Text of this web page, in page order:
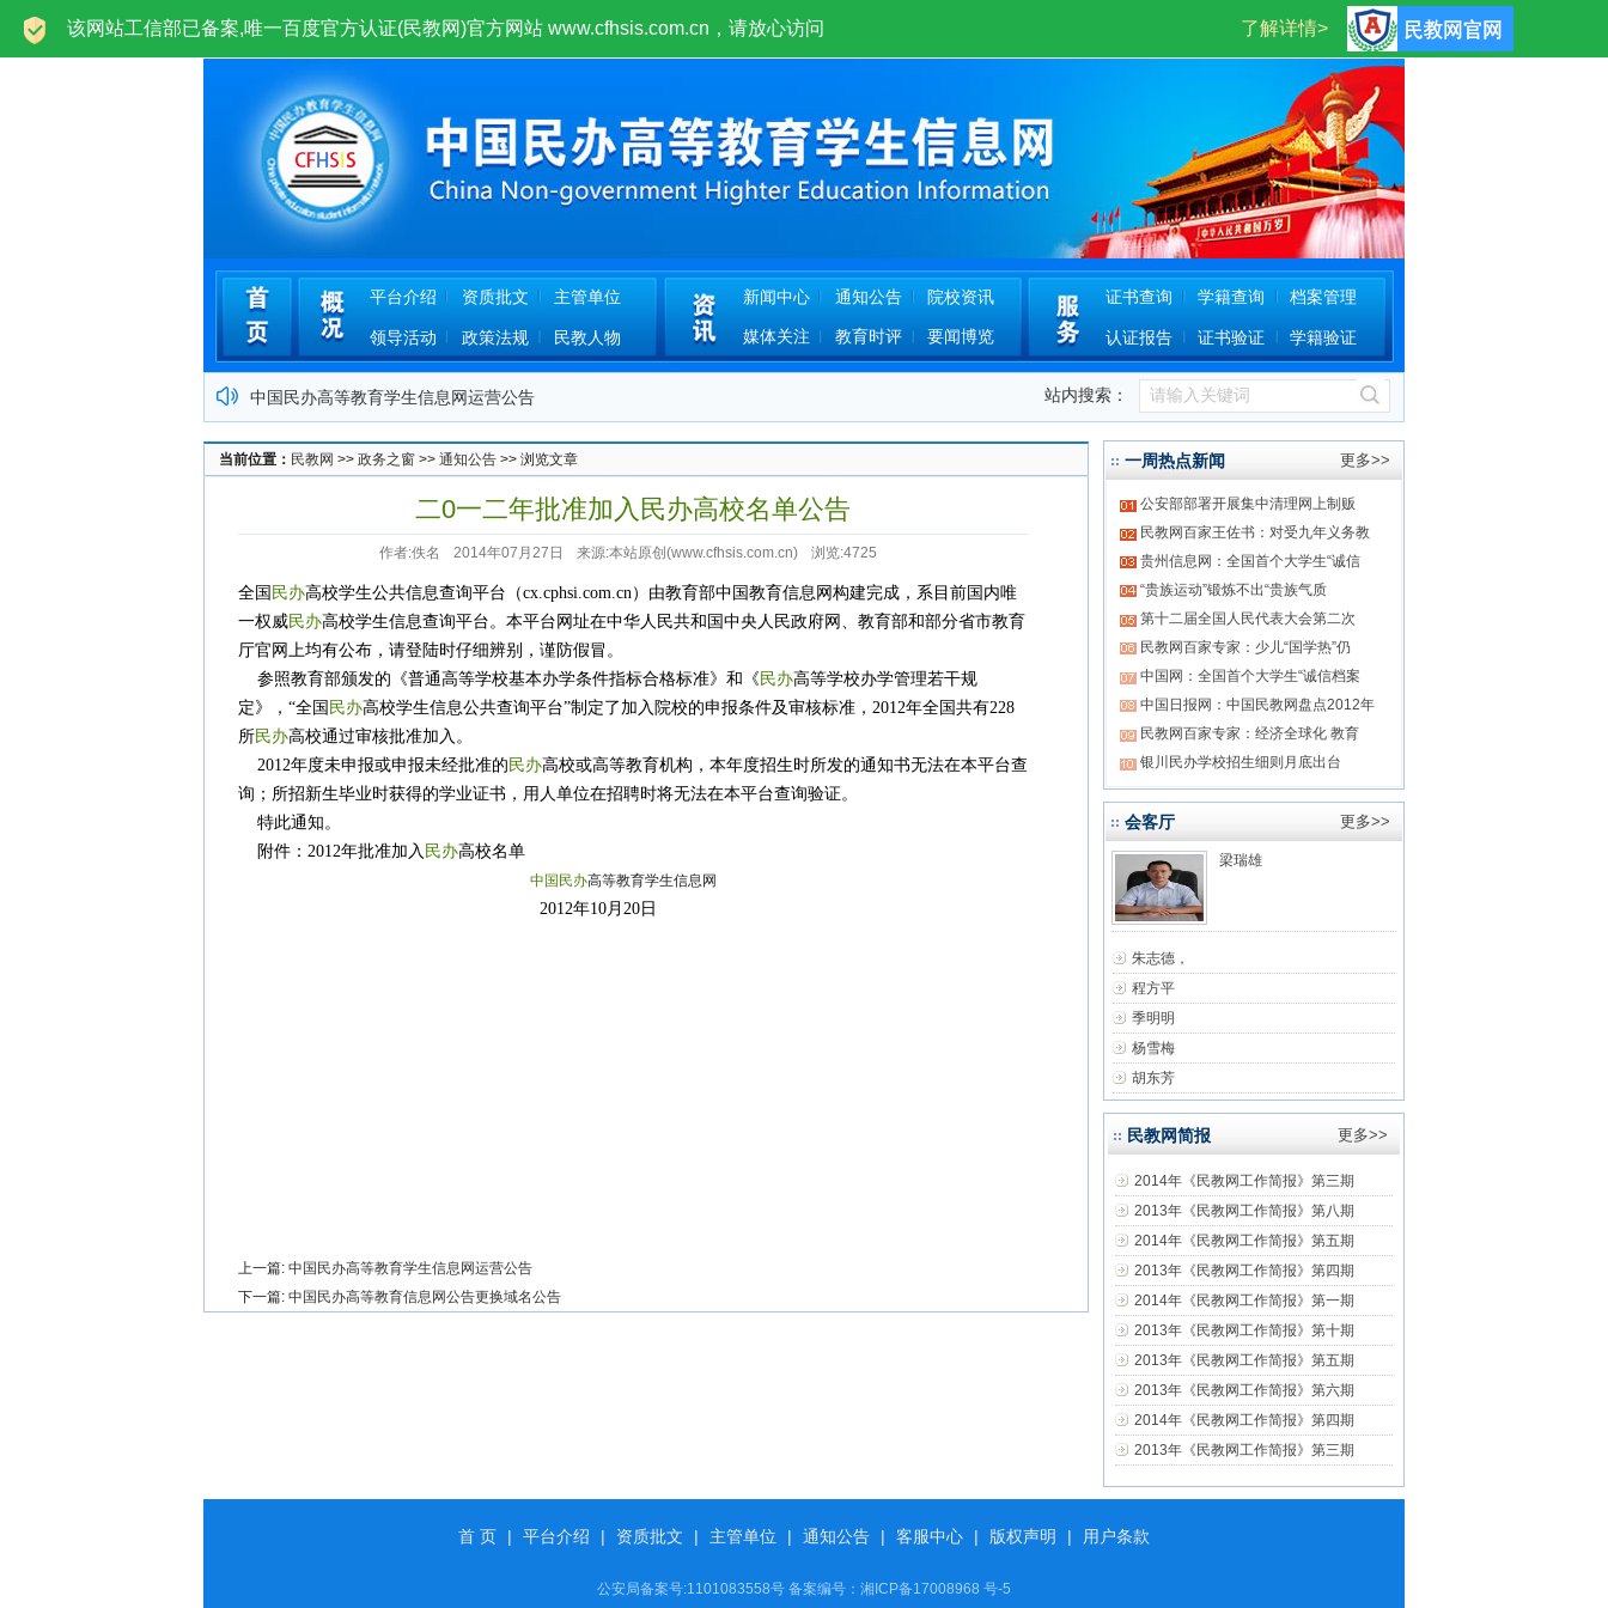
欢迎光临中国民办高等教育学生信息网(民教网)www.cfhsis.com.cn！ 登录 注册
平台介绍 资质批文 主管单位
领导活动 政策法规 民教人物
新闻中心 通知公告 院校资讯
媒体关注 教育时评 要闻博览
证书查询 学籍查询 档案管理
认证报告 证书验证 学籍验证
中国民办高等教育学生信息网运营公告
关于批准四川机电工程专修学院加入本平台的公告
关于批准郑州理工专修学院加入本平台的公告
民教网免责严正声明！
民教网声明
中国民办高等教育信息网公告更换域名公告
二0一二年批准加入民办高校名单公告
站内搜索：
当前位置： 民教网 >> 政务之窗 >> 通知公告 >> 浏览文章
二0一二年批准加入民办高校名单公告
作者:佚名 2014年07月27日 来源:本站原创(www.cfhsis.com.cn) 浏览:4725
全国 民办高校学生公共信息查询平台（cx.cphsi.com.cn）由教育部中国教育信息网构建完成，系目前国内唯
一权威民办高校学生信息查询平台。本平台网址在中华人民共和国中央人民政府网、教育部和部分省市教育
厅官网上均有公布，请登陆时仔细辨别，谨防假冒。
参照教育部颁发的《普通高等学校基本办学条件指标合格标准》和《 民办高等学校办学管理若干规
定》，“全国 民办高校学生信息公共查询平台”制定了加入院校的申报条件及审核标准，2012年全国共有228
所民办高校通过审核批准加入。
2012年度未申报或申报未经批准的 民办高校或高等教育机构，本年度招生时所发的通知书无法在本平台查
询；所招新生毕业时获得的学业证书，用人单位在招聘时将无法在本平台查询验证。
特此通知。
附件：2012年批准加入 民办高校名单
中国 民办高等教育学生信息网
2012年10月20日
上一篇: 中国民办高等教育学生信息网运营公告
下一篇: 中国民办高等教育信息网公告更换域名公告
更多>>
一周热点新闻
公安部部署开展集中清理网上制贩
民教网百家王佐书：对受九年义务教
贵州信息网：全国首个大学生“诚信
“贵族运动”锻炼不出“贵族气质
第十二届全国人民代表大会第二次
民教网百家专家：少儿“国学热”仍
中国网：全国首个大学生“诚信档案
中国日报网：中国民教网盘点2012年
民教网百家专家：经济全球化 教育
银川民办学校招生细则月底出台
更多>>
会客厅
梁瑞雄
朱志德，
程方平
季明明
杨雪梅
胡东芳
更多>>
民教网简报
2014年《民教网工作简报》第三期
2013年《民教网工作简报》第八期
2014年《民教网工作简报》第五期
2013年《民教网工作简报》第四期
2014年《民教网工作简报》第一期
2013年《民教网工作简报》第十期
2013年《民教网工作简报》第五期
2013年《民教网工作简报》第六期
2014年《民教网工作简报》第四期
2013年《民教网工作简报》第三期
首 页 | 平台介绍 | 资质批文 | 主管单位 | 通知公告 | 客服中心 | 版权声明 | 用户条款
公安局备案号:1101083558号 备案编号： 湘ICP备17008968 号-5